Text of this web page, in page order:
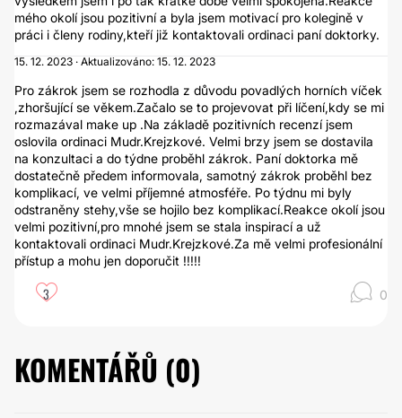
mého okolí jsou pozitivní a byla jsem motivací pro kolegině v
práci i členy rodiny,kteří již kontaktovali ordinaci paní doktorky.
15. 12. 2023 · Aktualizováno: 15. 12. 2023
Pro zákrok jsem se rozhodla z důvodu povadlých horních víček
,zhoršující se věkem.Začalo se to projevovat při líčení,kdy se mi
rozmazával make up .Na základě pozitivních recenzí jsem
oslovila ordinaci Mudr.Krejzkové. Velmi brzy jsem se dostavila
na konzultaci a do týdne proběhl zákrok. Paní doktorka mě
dostatečně předem informovala, samotný zákrok proběhl bez
komplikací, ve velmi příjemné atmosféře. Po týdnu mi byly
odstraněny stehy,vše se hojilo bez komplikací.Reakce okolí jsou
velmi pozitivní,pro mnohé jsem se stala inspirací a už
kontaktovali ordinaci Mudr.Krejzkové.Za mě velmi profesionální
přístup a mohu jen doporučit !!!!!
3 0
KOMENTÁŘŮ (0)